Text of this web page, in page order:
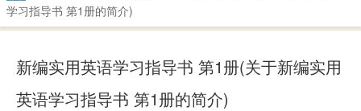
学习指导书 第1册的简介)
新编实用英语学习指导书 第1册(关于新编实用
英语学习指导书 第1册的简介)